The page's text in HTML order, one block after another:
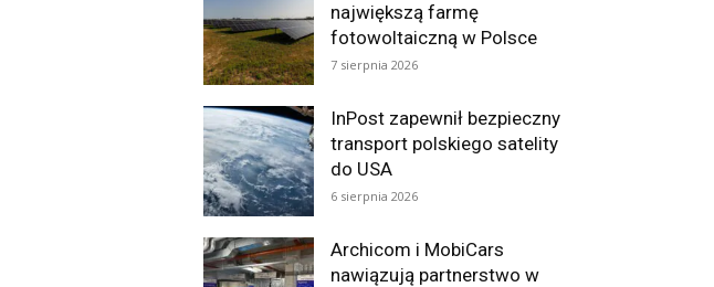
największą farmę
fotowoltaiczną w Polsce
7 sierpnia 2026
InPost zapewnił bezpieczny
transport polskiego satelity
do USA
6 sierpnia 2026
Archicom i MobiCars
nawiązują partnerstwo w